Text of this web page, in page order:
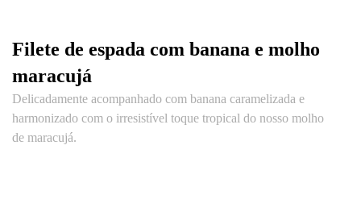
Filete de espada com banana e molho
maracujá
Delicadamente acompanhado com banana caramelizada e
harmonizado com o irresistível toque tropical do nosso molho
de maracujá.